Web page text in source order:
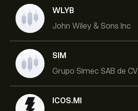
WLYB
John Wiley & Sons Inc
SIM
Grupo Simec SAB de CV
ICOS.MI